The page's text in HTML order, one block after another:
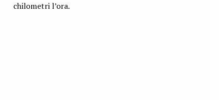
chilometri l’ora.